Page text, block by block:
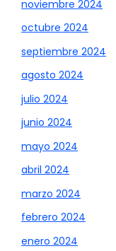
noviembre 2024
octubre 2024
septiembre 2024
agosto 2024
julio 2024
junio 2024
mayo 2024
abril 2024
marzo 2024
febrero 2024
enero 2024